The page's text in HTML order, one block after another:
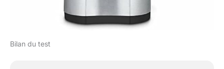
Bilan du test